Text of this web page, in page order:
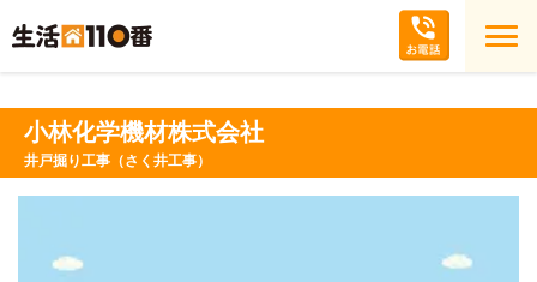
小林化学機材株式会社
井戸掘り工事（さく井工事）